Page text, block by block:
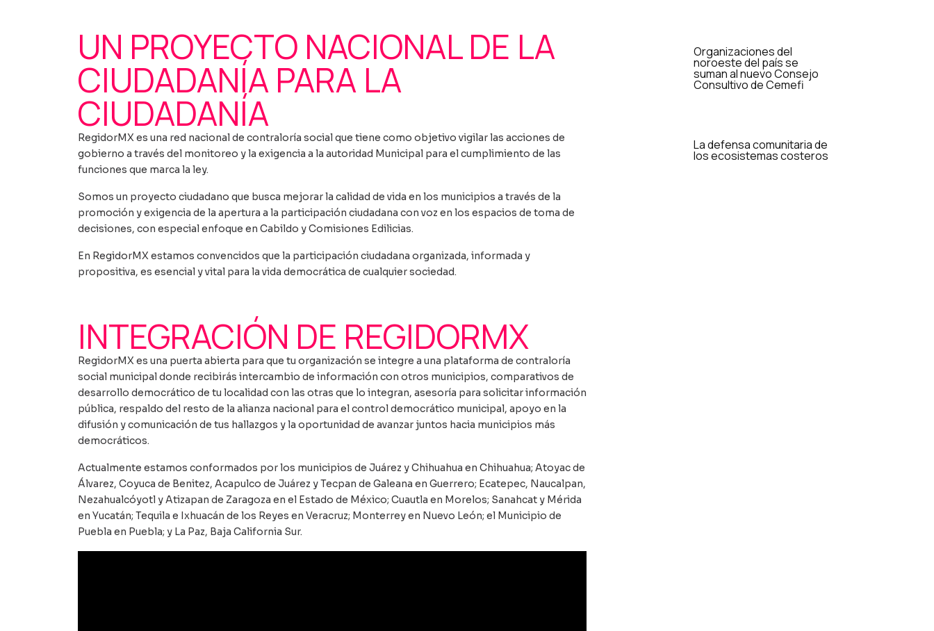
UN PROYECTO NACIONAL DE LA
CIUDADANÍA PARA LA
CIUDADANÍA
RegidorMX es una red nacional de contraloría social que tiene como objetivo vigilar las acciones de
gobierno a través del monitoreo y la exigencia a la autoridad Municipal para el cumplimiento de las
funciones que marca la ley.
Somos un proyecto ciudadano que busca mejorar la calidad de vida en los municipios a través de la
promoción y exigencia de la apertura a la participación ciudadana con voz en los espacios de toma de
decisiones, con especial enfoque en Cabildo y Comisiones Edilicias.
En RegidorMX estamos convencidos que la participación ciudadana organizada, informada y
propositiva, es esencial y vital para la vida democrática de cualquier sociedad.
INTEGRACIÓN DE REGIDORMX
RegidorMX es una puerta abierta para que tu organización se integre a una plataforma de contraloría
social municipal donde recibirás intercambio de información con otros municipios, comparativos de
desarrollo democrático de tu localidad con las otras que lo integran, asesoría para solicitar información
pública, respaldo del resto de la alianza nacional para el control democrático municipal, apoyo en la
difusión y comunicación de tus hallazgos y la oportunidad de avanzar juntos hacia municipios más
democráticos.
Actualmente estamos conformados por los municipios de Juárez y Chihuahua en Chihuahua; Atoyac de
Álvarez, Coyuca de Benitez, Acapulco de Juárez y Tecpan de Galeana en Guerrero; Ecatepec, Naucalpan,
Nezahualcóyotl y Atizapan de Zaragoza en el Estado de México; Cuautla en Morelos; Sanahcat y Mérida
en Yucatán; Tequila e Ixhuacán de los Reyes en Veracruz; Monterrey en Nuevo León; el Municipio de
Puebla en Puebla; y La Paz, Baja California Sur.
Organizaciones del
noroeste del país se
suman al nuevo Consejo
Consultivo de Cemefi
La defensa comunitaria de
los ecosistemas costeros